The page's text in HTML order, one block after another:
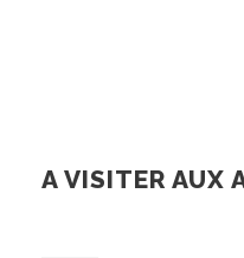
A VISITER AUX